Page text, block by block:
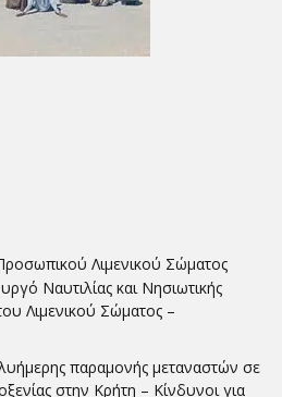
Λιμενικού Σώματος
Ναυτιλίας και Νησιωτικής
Λιμενικού Σώματος –
παραμονής μεταναστών σε
στην Κρήτη – Κίνδυνοι για